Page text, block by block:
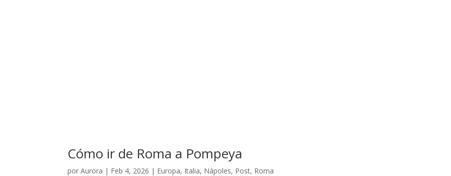
Cómo ir de Roma a Pompeya
porAurora | Feb 4, 2026 | Europa, Italia, Nápoles, Post, Roma